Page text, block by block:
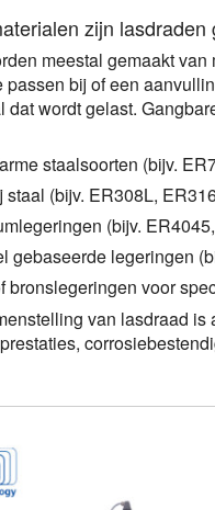
zijn lasdraden
meestal gemaakt van
passen bij of een
dat wordt gelast.
staalsoorten (bijv.
staal (bijv. ER308L,
(bijv.
gebaseerde legeringen
bronslegeringen voor
van lasdraad is